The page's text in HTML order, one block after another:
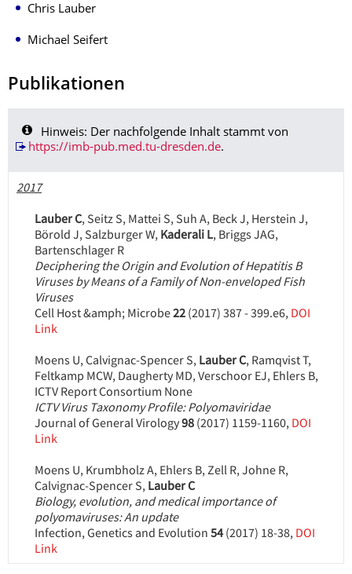
Chris Lauber
Michael Seifert
Publikationen
Hinweis: Der nachfolgende Inhalt stammt von
https://imb-pub.med.tu-dresden.de.